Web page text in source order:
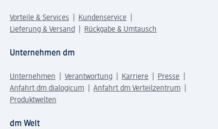
Vorteile & Services
Kundenservice
Lieferung & Versand
Rückgabe & Umtausch
Unternehmen dm
Unternehmen Verantwortung Karriere
Presse
Anfahrt dm dialogicum
Anfahrt dm Verteilzentrum
Produktwelten
dm Welt